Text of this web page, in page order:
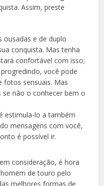
Assim, preste
ousadas e de duplo
conquista. Mas tenha
confortável com isso;
você pode
fotos sensuais. Mas
não o conhecer bem o
estimula-lo a também
mensagens com você,
é possível ir.
consideração, é hora
de touro pelo
melhores formas de